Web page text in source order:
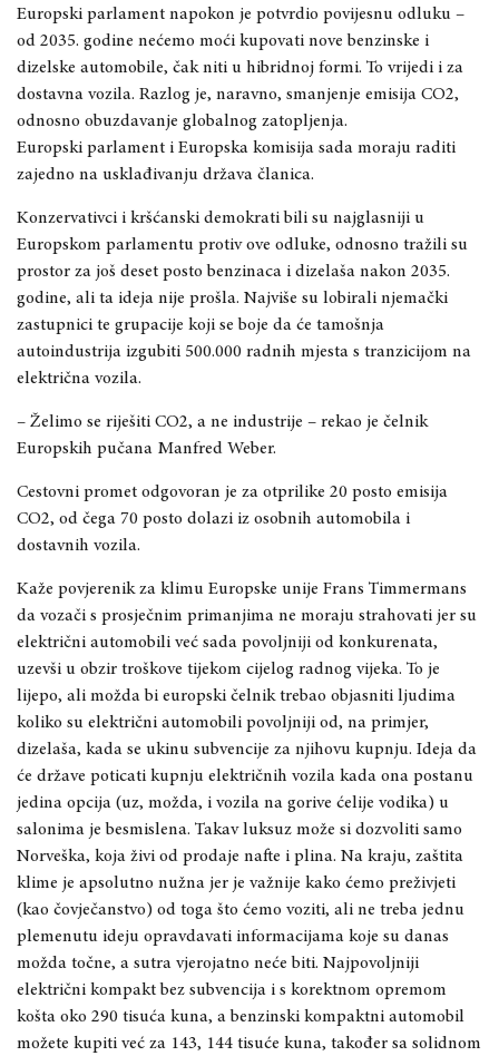
Europski parlament napokon je potvrdio povijesnu odluku –
od 2035. godine nećemo moći kupovati nove benzinske i
dizelske automobile, čak niti u hibridnoj formi. To vrijedi i za
dostavna vozila. Razlog je, naravno, smanjenje emisija CO2,
odnosno obuzdavanje globalnog zatopljenja.
Europski parlament i Europska komisija sada moraju raditi
zajedno na usklađivanju država članica.
Konzervativci i kršćanski demokrati bili su najglasniji u
Europskom parlamentu protiv ove odluke, odnosno tražili su
prostor za još deset posto benzinaca i dizelaša nakon 2035.
godine, ali ta ideja nije prošla. Najviše su lobirali njemački
zastupnici te grupacije koji se boje da će tamošnja
autoindustrija izgubiti 500.000 radnih mjesta s tranzicijom na
električna vozila.
– Želimo se riješiti CO2, a ne industrije – rekao je čelnik
Europskih pučana Manfred Weber.
Cestovni promet odgovoran je za otprilike 20 posto emisija
CO2, od čega 70 posto dolazi iz osobnih automobila i
dostavnih vozila.
Kaže povjerenik za klimu Europske unije Frans Timmermans
da vozači s prosječnim primanjima ne moraju strahovati jer su
električni automobili već sada povoljniji od konkurenata,
uzevši u obzir troškove tijekom cijelog radnog vijeka. To je
lijepo, ali možda bi europski čelnik trebao objasniti ljudima
koliko su električni automobili povoljniji od, na primjer,
dizelaša, kada se ukinu subvencije za njihovu kupnju. Ideja da
će države poticati kupnju električnih vozila kada ona postanu
jedina opcija (uz, možda, i vozila na gorive ćelije vodika) u
salonima je besmislena. Takav luksuz može si dozvoliti samo
Norveška, koja živi od prodaje nafte i plina. Na kraju, zaštita
klime je apsolutno nužna jer je važnije kako ćemo preživjeti
(kao čovječanstvo) od toga što ćemo voziti, ali ne treba jednu
plemenutu ideju opravdavati informacijama koje su danas
možda točne, a sutra vjerojatno neće biti. Najpovoljniji
električni kompakt bez subvencija i s korektnom opremom
košta oko 290 tisuća kuna, a benzinski kompaktni automobil
možete kupiti već za 143, 144 tisuće kuna, također sa solidnom